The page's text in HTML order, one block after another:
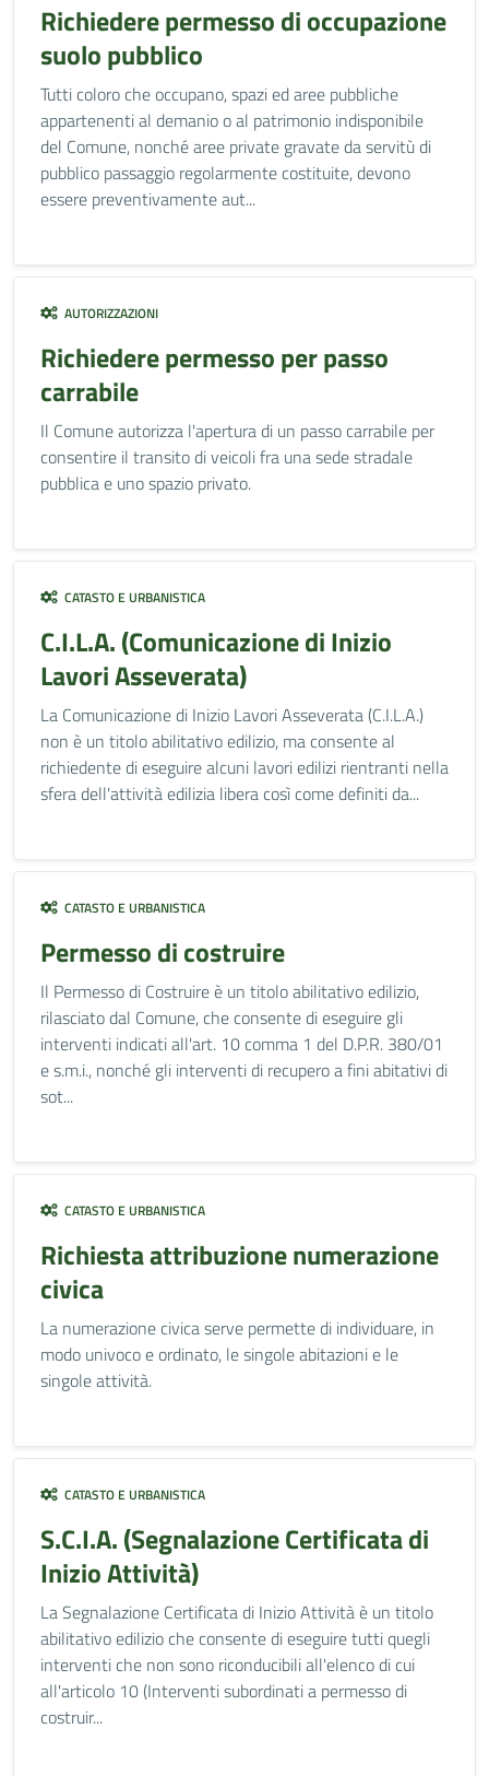
Richiedere permesso di occupazione
suolo pubblico
Tutti coloro che occupano, spazi ed aree pubbliche
appartenenti al demanio o al patrimonio indisponibile
del Comune, nonché aree private gravate da servitù di
pubblico passaggio regolarmente costituite, devono
essere preventivamente aut...
AUTORIZZAZIONI
Richiedere permesso per passo
carrabile
Il Comune autorizza l'apertura di un passo carrabile per
consentire il transito di veicoli fra una sede stradale
pubblica e uno spazio privato.
CATASTO E URBANISTICA
C.I.L.A. (Comunicazione di Inizio
Lavori Asseverata)
La Comunicazione di Inizio Lavori Asseverata (C.I.L.A.)
non è un titolo abilitativo edilizio, ma consente al
richiedente di eseguire alcuni lavori edilizi rientranti nella
sfera dell'attività edilizia libera così come definiti da...
CATASTO E URBANISTICA
Permesso di costruire
Il Permesso di Costruire è un titolo abilitativo edilizio,
rilasciato dal Comune, che consente di eseguire gli
interventi indicati all'art. 10 comma 1 del D.P.R. 380/01
e s.m.i., nonché gli interventi di recupero a fini abitativi di
sot...
CATASTO E URBANISTICA
Richiesta attribuzione numerazione
civica
La numerazione civica serve permette di individuare, in
modo univoco e ordinato, le singole abitazioni e le
singole attività.
CATASTO E URBANISTICA
S.C.I.A. (Segnalazione Certificata di
Inizio Attività)
La Segnalazione Certificata di Inizio Attività è un titolo
abilitativo edilizio che consente di eseguire tutti quegli
interventi che non sono riconducibili all'elenco di cui
all'articolo 10 (Interventi subordinati a permesso di
costruir...